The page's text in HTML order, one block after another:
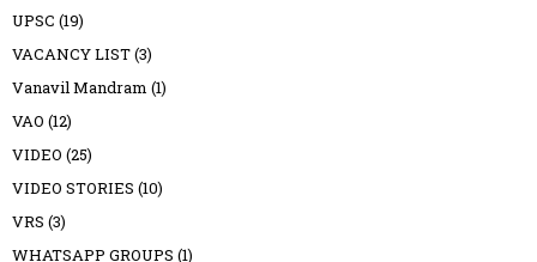
UPSC (19)
VACANCY LIST(3)
Vanavil Mandram (1)
VAO (12)
VIDEO (25)
VIDEO STORIES (10)
VRS (3)
WHATSAPP GROUPS (1)